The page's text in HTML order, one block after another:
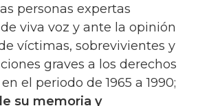
personas expertas
viva voz y ante la opinión
víctimas, sobrevivientes y
graves a los derechos
el periodo de 1965 a 1990;
su memoria y